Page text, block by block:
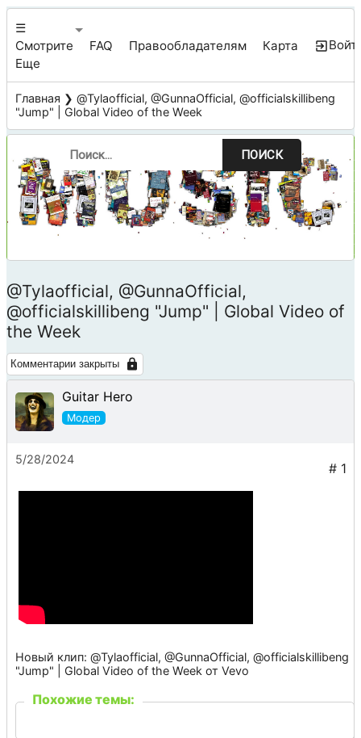
☰
Смотрите
Еще
FAQ Правообладателям Карта
Главная ❯ @Tylaofficial, @GunnaOfficial, @officialskillibeng
"Jump" | Global Video of the Week
ПОИСК
@Tylaofficial, @GunnaOfficial,
@officialskillibeng "Jump" | Global Video of
the Week
Комментарии закрыты
Guitar Hero
5/28/2024
Новый клип: @Tylaofficial, @GunnaOfficial, @officialskillibeng
"Jump" | Global Video of the Week от Vevo
Похожие темы: